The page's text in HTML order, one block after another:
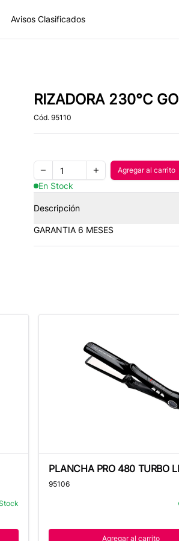
Avisos Clasificados
RIZADORA 230°C
Cód. 95110
Remove one item
Quantity
Add one item
Agregar al carrito
Agregar
En Stock
Descripción
GARANTIA 6 MESES
PLANCHA PRO 480 TURBO
95106
Agregar al carrito